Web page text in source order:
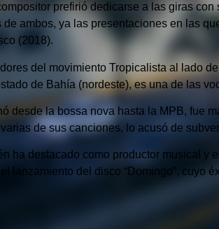
prefirió dedicarse a las giras
ambos, ya las presentaciones en las
(2018).
del movimiento Tropicalista al lado
de Bahía (nordeste), es una de las
desde la bossa nova hasta la MPB, fue
de sus canciones, lo acusó de
ha destacado como productor musical
lanzamiento del disco “Domingo”,